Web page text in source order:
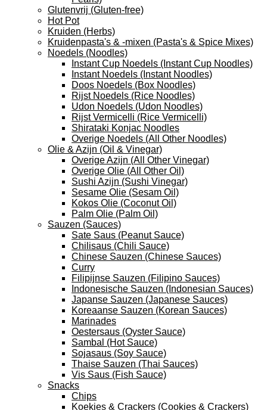
Glutenvrij (Gluten-free)
Hot Pot
Kruiden (Herbs)
Kruidenpasta's & -mixen (Pasta's & Spice Mixes)
Noedels (Noodles)
Instant Cup Noedels (Instant Cup Noodles)
Instant Noedels (Instant Noodles)
Doos Noedels (Box Noodles)
Rijst Noedels (Rice Noodles)
Udon Noedels (Udon Noodles)
Rijst Vermicelli (Rice Vermicelli)
Shirataki Konjac Noodles
Overige Noedels (All Other Noodles)
Olie & Azijn (Oil & Vinegar)
Overige Azijn (All Other Vinegar)
Overige Olie (All Other Oil)
Sushi Azijn (Sushi Vinegar)
Sesame Olie (Sesam Oil)
Kokos Olie (Coconut Oil)
Palm Olie (Palm Oil)
Sauzen (Sauces)
Sate Saus (Peanut Sauce)
Chilisaus (Chili Sauce)
Chinese Sauzen (Chinese Sauces)
Curry
Filipijnse Sauzen (Filipino Sauces)
Indonesische Sauzen (Indonesian Sauces)
Japanse Sauzen (Japanese Sauces)
Koreaanse Sauzen (Korean Sauces)
Marinades
Oestersaus (Oyster Sauce)
Sambal (Hot Sauce)
Sojasaus (Soy Sauce)
Thaise Sauzen (Thai Sauces)
Vis Saus (Fish Sauce)
Snacks
Chips
Koekjes & Crackers (Cookies & Crackers)